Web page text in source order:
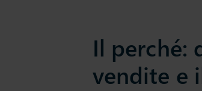
Il perché:
vendite e